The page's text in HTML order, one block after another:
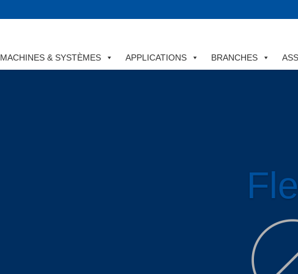
MACHINES & SYSTÈMES APPLICATIONS BRANCHES